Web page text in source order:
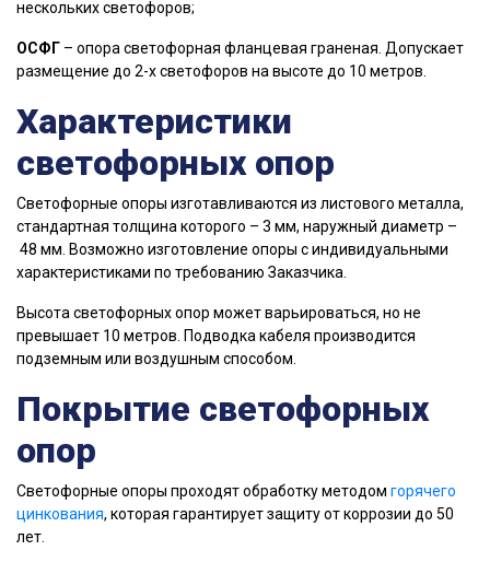
нескольких светофоров;
ОСФГ – опора светофорная фланцевая граненая. Допускает
размещение до 2-х светофоров на высоте до 10 метров.
Характеристики
светофорных опор
Светофорные опоры изготавливаются из листового металла,
стандартная толщина которого – 3 мм, наружный диаметр –
48 мм. Возможно изготовление опоры с индивидуальными
характеристиками по требованию Заказчика.
Высота светофорных опор может варьироваться, но не
превышает 10 метров. Подводка кабеля производится
подземным или воздушным способом.
Покрытие светофорных
опор
Светофорные опоры проходят обработку методом горячего
цинкования, которая гарантирует защиту от коррозии до 50
лет.